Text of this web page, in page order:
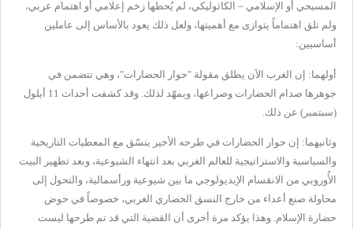
المسيحي أو الإسلامي – الكاثوليكي، لم يُحطها زخم إعلامي أو اهتمام عربي،
ولم تلق اهتماماً يتوازى مع أهميتها، ولعل ذلك يعود بالأساس إلى عاملين
أساسيين:
أولهما: إن الغرب الآن يطلق مقولة "حوار الحضارات"، وهي تتضمن في
جوهرها صدام الحضارات وصراعها، ويمهّد لذلك. وقد كشفت أحداث 11 أيلول
(سبتمبر) عن ذلك.
وثانيهما: إن حوار الحضارات في طرحه الأخير ينسّق مع المعطيات التاريخية
والسياسية والاستراتيجية للعالم الغربي بعد انتهاء الشيوعية، وبعد تطهير البيت
الأُوروبي من الانقسام الإيديولوجي ما بين شيوعية ورأسمالية، والتحول إلى
محاولة صنع أعداء من خارج النسق الحضاري الغربي، خصوصاً في حوض
حضارة الإسلام. وهذا يؤكد مرة أخرى أن القضية التي قد تم طرحها ليست